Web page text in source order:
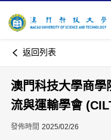
返回列表
澳門科技大學商學
流與運輸學會
發佈時間 2025/02/26